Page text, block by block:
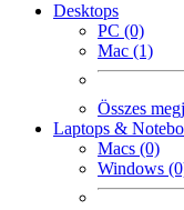
Desktops
PC (0)
Mac (1)
Összes
Laptops &
Macs (0)
Windows